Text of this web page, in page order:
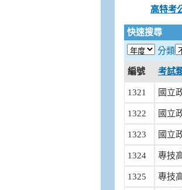
高特考
快速搜尋
分類
編號 考試
1321 國立
1322 國立
1323 國立
1324 專技
1325 專技